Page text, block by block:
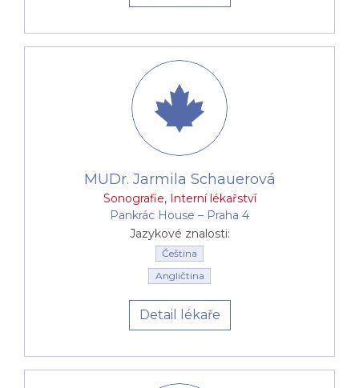
MUDr. Jarmila Schauerová
Sonografie, Interní lékařství
Pankrác House –⁠⁠⁠⁠⁠⁠ Praha 4
Jazykové znalosti:
Čeština
Angličtina
Detail lékaře